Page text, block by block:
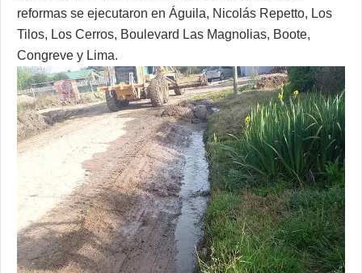
reformas se ejecutaron en Águila, Nicolás Repetto, Los
Tilos, Los Cerros, Boulevard Las Magnolias, Boote,
Congreve y Lima.